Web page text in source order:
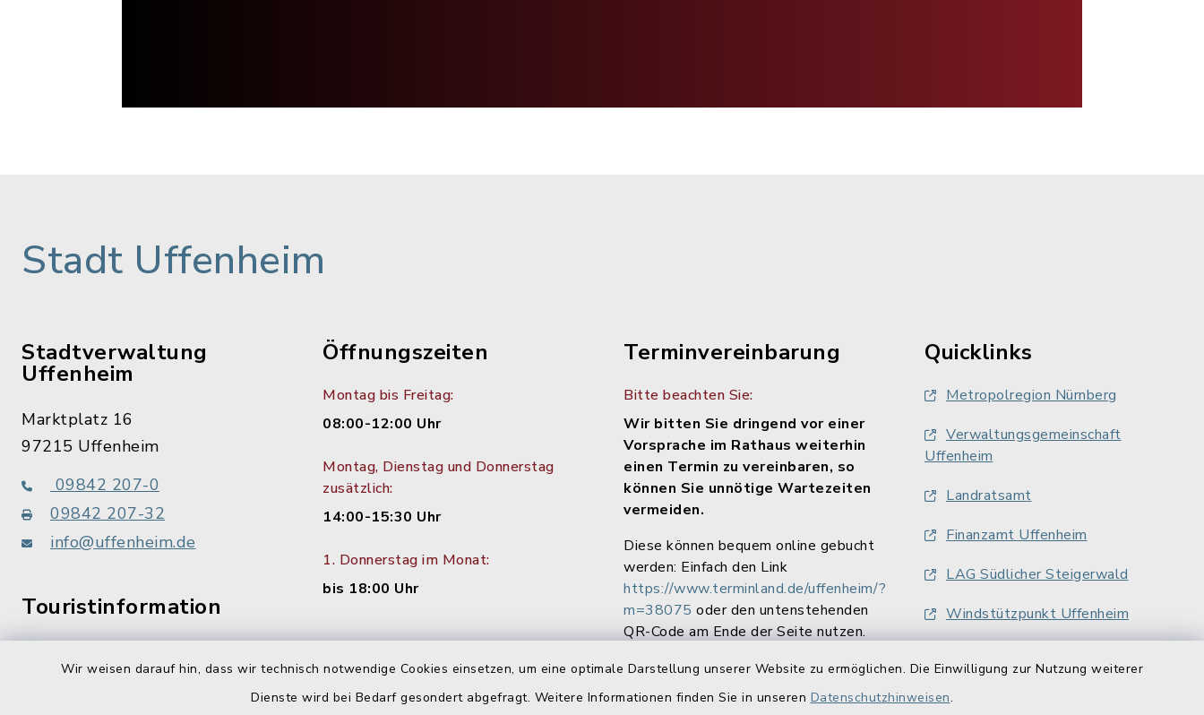
Wir weisen darauf hin, dass wir technisch notwendige Cookies einsetzen, um eine optimale Darstellung unserer Website zu ermöglichen. Die Einwilligung zur Nutzung weiterer
Dienste wird bei Bedarf gesondert abgefragt. Weitere Informationen finden Sie in unseren Datenschutzhinweisen.
Stadt Uffenheim
Stadtverwaltung
Uffenheim
Marktplatz 16
97215 Uffenheim
09842 207-0
09842 207-32
info@uffenheim.de
Touristinformation
Öffnungszeiten
Montag bis Freitag:
08:00-12:00 Uhr
Montag, Dienstag und Donnerstag
zusätzlich:
14:00-15:30 Uhr
1. Donnerstag im Monat:
bis 18:00 Uhr
Terminvereinbarung
Bitte beachten Sie:
Wir bitten Sie dringend vor einer
Vorsprache im Rathaus weiterhin
einen Termin zu vereinbaren, so
können Sie unnötige Wartezeiten
vermeiden.
Diese können bequem online gebucht
werden: Einfach den Link
https://www.terminland.de/uffenheim/?
m=38075 oder den untenstehenden
QR-Code am Ende der Seite nutzen.
Quicklinks
Metropolregion Nürnberg
Verwaltungsgemeinschaft
Uffenheim
Landratsamt
Finanzamt Uffenheim
LAG Südlicher Steigerwald
Windstützpunkt Uffenheim